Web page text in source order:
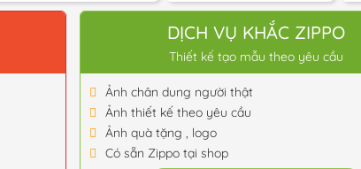
DỊCH VỤ KHẮC ZIPPO
Thiết kế tạo mẫu theo yêu cầu
Ảnh chân dung người thật
Ảnh thiết kế theo yêu cầu
Ảnh quà tặng , logo
Có sẵn Zippo tại shop